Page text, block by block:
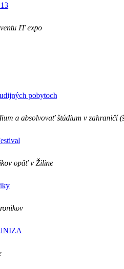
IT expo
pobytoch
a absolvovať štúdium v zahraničí
opäť v Žiline